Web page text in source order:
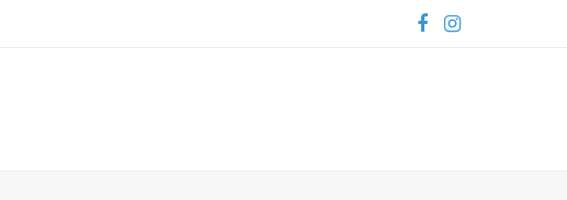
Facebook
Instagram